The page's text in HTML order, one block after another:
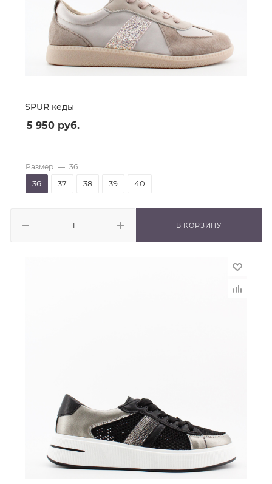
SPUR кеды
5 950 руб.
В КОРЗИНУ
Размер — 36
36 37 38 39 40